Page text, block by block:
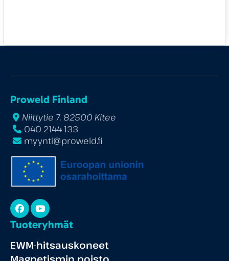
Proweld Finland
Niittytie 7, 82500 Kitee
040 2144 133
myynti@proweld.fi
Facebook
YouTube
Tuoteryhmät
EWM-hitsauskoneet